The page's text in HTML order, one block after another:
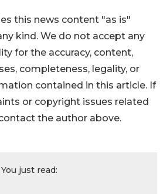
this news content "as is"
kind. We do not accept any
for the accuracy, content,
completeness, legality, or
contained in this article. If
or copyright issues related
the author above.
You just read: